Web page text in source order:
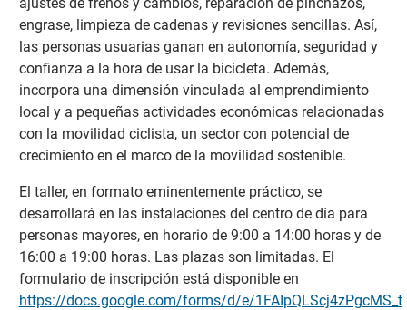
engrase, limpieza de cadenas y revisiones sencillas. Así,
las personas usuarias ganan en autonomía, seguridad y
confianza a la hora de usar la bicicleta. Además,
incorpora una dimensión vinculada al emprendimiento
local y a pequeñas actividades económicas relacionadas
con la movilidad ciclista, un sector con potencial de
crecimiento en el marco de la movilidad sostenible.
El taller, en formato eminentemente práctico, se
desarrollará en las instalaciones del centro de día para
personas mayores, en horario de 9:00 a 14:00 horas y de
16:00 a 19:00 horas. Las plazas son limitadas. El
formulario de inscripción está disponible en
https://docs.google.com/forms/d/e/